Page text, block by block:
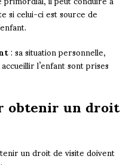
si celui-ci est source de
: sa situation personnelle,
l’enfant sont prises
obtenir un droit
un droit de visite doivent